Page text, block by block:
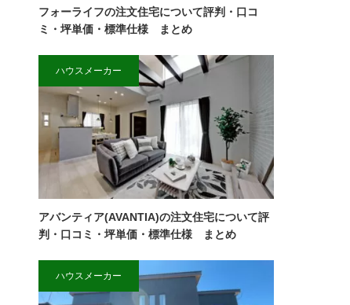
フォーライフの注文住宅について評判・口コ
ミ・坪単価・標準仕様 まとめ
ハウスメーカー
アバンティア(AVANTIA)の注文住宅について評
判・口コミ・坪単価・標準仕様 まとめ
ハウスメーカー